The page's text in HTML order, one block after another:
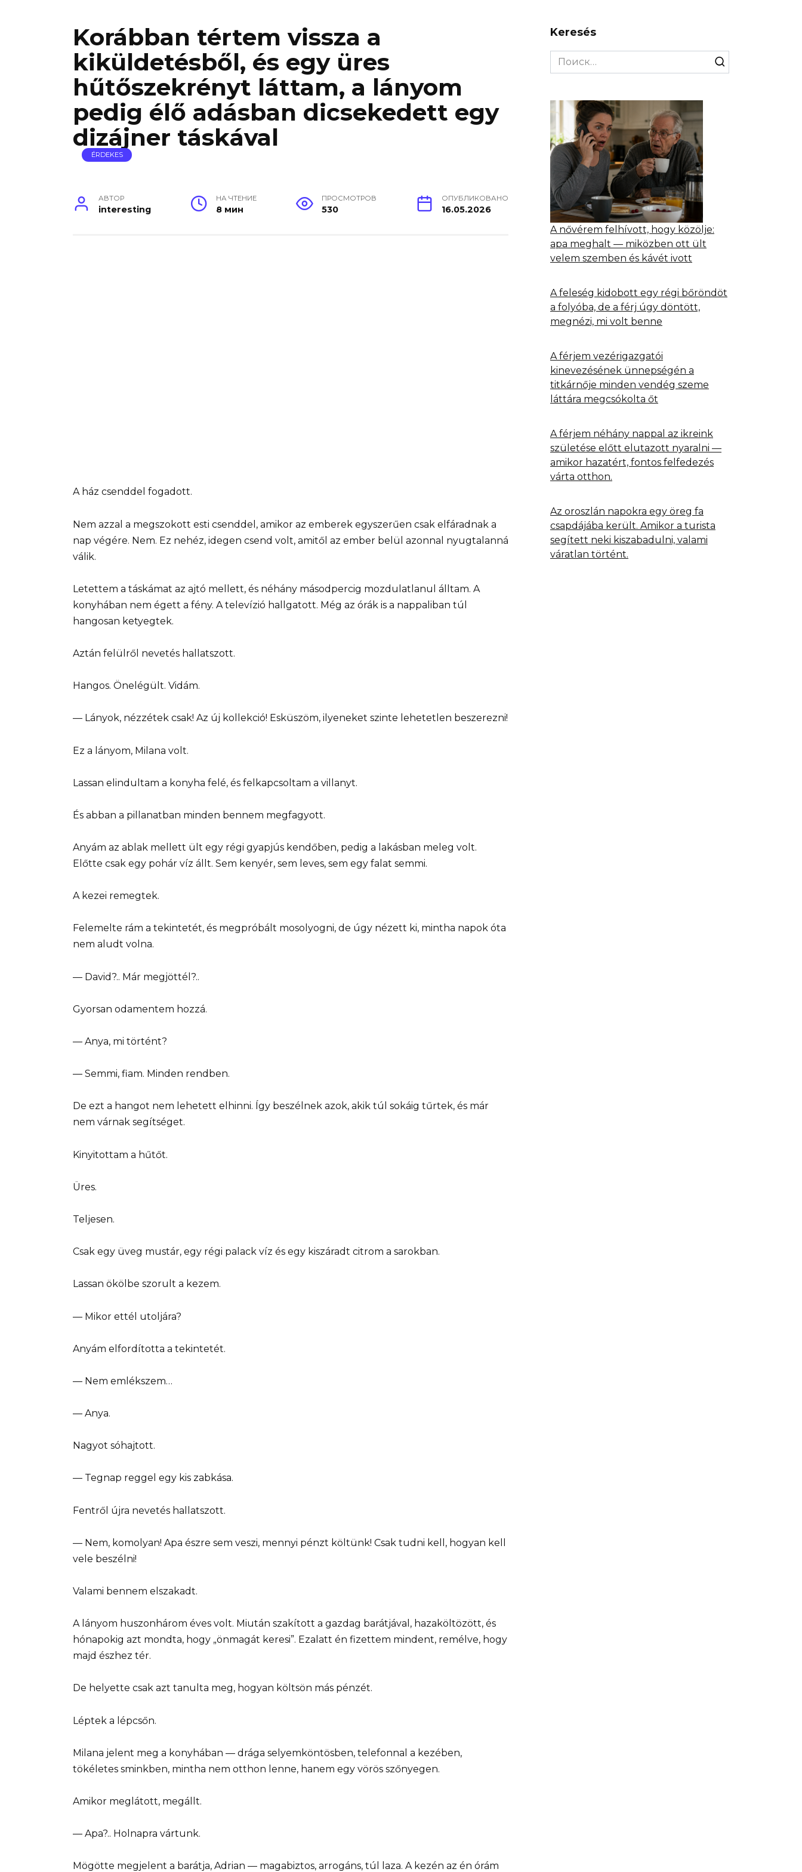
Korábban tértem vissza a
kiküldetésből, és egy üres
hűtőszekrényt láttam, a lányom
pedig élő adásban dicsekedett egy
dizájner táskával
ÉRDEKES
АВТОР
interesting
НА ЧТЕНИЕ
8 мин
ПРОСМОТРОВ
530
ОПУБЛИКОВАНО
16.05.2026
A ház csenddel fogadott.
Nem azzal a megszokott esti csenddel, amikor az emberek egyszerűen csak elfáradnak a
nap végére. Nem. Ez nehéz, idegen csend volt, amitől az ember belül azonnal nyugtalanná
válik.
Letettem a táskámat az ajtó mellett, és néhány másodpercig mozdulatlanul álltam. A
konyhában nem égett a fény. A televízió hallgatott. Még az órák is a nappaliban túl
hangosan ketyegtek.
Aztán felülről nevetés hallatszott.
Hangos. Önelégült. Vidám.
— Lányok, nézzétek csak! Az új kollekció! Esküszöm, ilyeneket szinte lehetetlen beszerezni!
Ez a lányom, Milana volt.
Lassan elindultam a konyha felé, és felkapcsoltam a villanyt.
És abban a pillanatban minden bennem megfagyott.
Anyám az ablak mellett ült egy régi gyapjús kendőben, pedig a lakásban meleg volt.
Előtte csak egy pohár víz állt. Sem kenyér, sem leves, sem egy falat semmi.
A kezei remegtek.
Felemelte rám a tekintetét, és megpróbált mosolyogni, de úgy nézett ki, mintha napok óta
nem aludt volna.
— David?.. Már megjöttél?..
Gyorsan odamentem hozzá.
— Anya, mi történt?
— Semmi, fiam. Minden rendben.
De ezt a hangot nem lehetett elhinni. Így beszélnek azok, akik túl sokáig tűrtek, és már
nem várnak segítséget.
Kinyitottam a hűtőt.
Üres.
Teljesen.
Csak egy üveg mustár, egy régi palack víz és egy kiszáradt citrom a sarokban.
Lassan ökölbe szorult a kezem.
— Mikor ettél utoljára?
Anyám elfordította a tekintetét.
— Nem emlékszem…
— Anya.
Nagyot sóhajtott.
— Tegnap reggel egy kis zabkása.
Fentről újra nevetés hallatszott.
— Nem, komolyan! Apa észre sem veszi, mennyi pénzt költünk! Csak tudni kell, hogyan kell
vele beszélni!
Valami bennem elszakadt.
A lányom huszonhárom éves volt. Miután szakított a gazdag barátjával, hazaköltözött, és
hónapokig azt mondta, hogy „önmagát keresi”. Ezalatt én fizettem mindent, remélve, hogy
majd észhez tér.
De helyette csak azt tanulta meg, hogyan költsön más pénzét.
Léptek a lépcsőn.
Milana jelent meg a konyhában — drága selyemköntösben, telefonnal a kezében,
tökéletes sminkben, mintha nem otthon lenne, hanem egy vörös szőnyegen.
Amikor meglátott, megállt.
— Apa?.. Holnapra vártunk.
Mögötte megjelent a barátja, Adrian — magabiztos, arrogáns, túl laza. A kezén az én órám
Keresés
Search
for:
A nővérem felhívott, hogy közölje:
apa meghalt — miközben ott ült
velem szemben és kávét ivott
A feleség kidobott egy régi bőröndöt
a folyóba, de a férj úgy döntött,
megnézi, mi volt benne
A férjem vezérigazgatói
kinevezésének ünnepségén a
titkárnője minden vendég szeme
láttára megcsókolta őt
A férjem néhány nappal az ikreink
születése előtt elutazott nyaralni —
amikor hazatért, fontos felfedezés
várta otthon.
Az oroszlán napokra egy öreg fa
csapdájába került. Amikor a turista
segített neki kiszabadulni, valami
váratlan történt.